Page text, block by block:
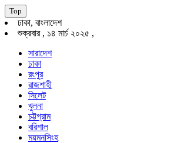
Top
ঢাকা, বাংলাদেশ
শুক্রবার , ১৪ মার্চ ২০২৫ ,
সারাদেশ
ঢাকা
রংপুর
রাজশাহী
সিলেট
খুলনা
চট্টগ্রাম
বরিশাল
ময়মনসিংহ